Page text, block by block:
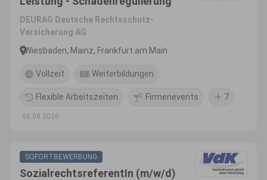
DEURAG Deutsche Rechtsschutz-
Versicherung AG
Wiesbaden, Mainz, Frankfurt am Main
Vollzeit Weiterbildungen
Flexible Arbeitszeiten Firmenevents 7
06.08.2026
SOFORTBEWERBUNG
SozialrechtsreferentIn (m/w/d)